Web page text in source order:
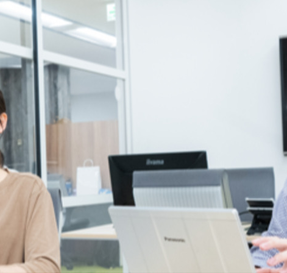
法人向けプラン
契約内容・クーポン